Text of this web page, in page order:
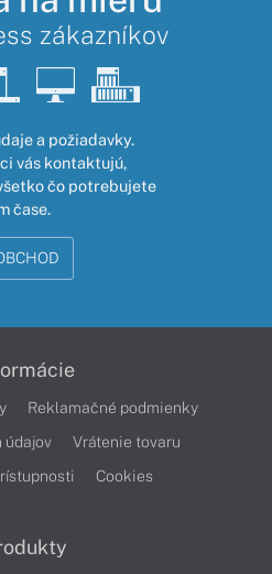
zákazníkov
a požiadavky.
vás kontaktujú,
čo potrebujete
čase.
Reklamačné podmienky
údajov
Vrátenie tovaru
Cookies